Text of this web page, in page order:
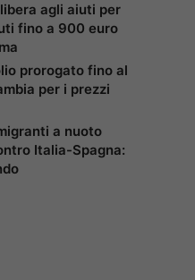
agli aiuti per
fino a 900 euro
prorogato fino al
per i prezzi
a nuoto
Italia-Spagna: